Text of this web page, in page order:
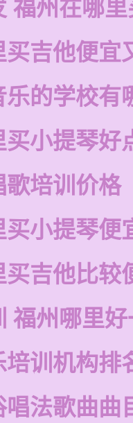
福州在哪
买吉他便宜
乐的学校有
买小提琴好
歌培训价格
买小提琴便
买吉他比较
福州哪里
培训机构排
唱法歌曲曲